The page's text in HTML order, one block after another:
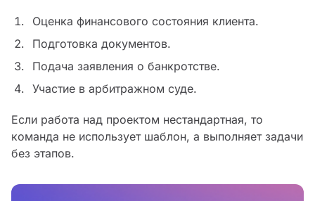
Оценка финансового состояния клиента.
Подготовка документов.
Подача заявления о банкротстве.
Участие в арбитражном суде.
Если работа над проектом нестандартная, то
команда не использует шаблон, а выполняет задачи
без этапов.